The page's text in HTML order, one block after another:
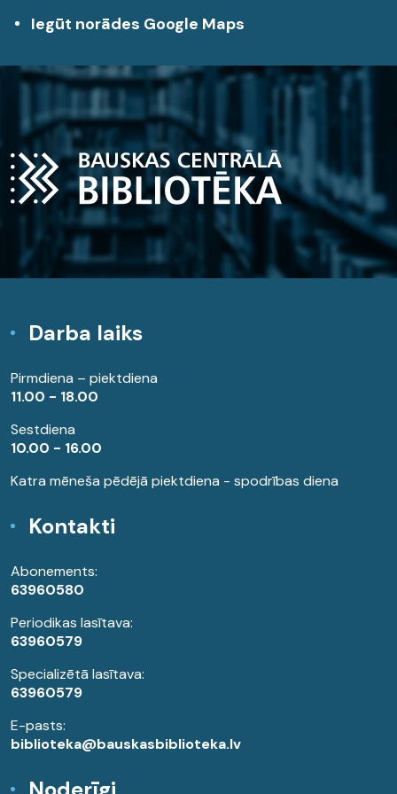
Iegūt norādes Google Maps
Darba laiks
Pirmdiena – piektdiena
11.00 - 18.00
Sestdiena
10.00 - 16.00
Katra mēneša pēdējā piektdiena - spodrības diena
Kontakti
Abonements:
63960580
Periodikas lasītava:
63960579
Specializētā lasītava:
63960579
E-pasts:
biblioteka@bauskasbiblioteka.lv